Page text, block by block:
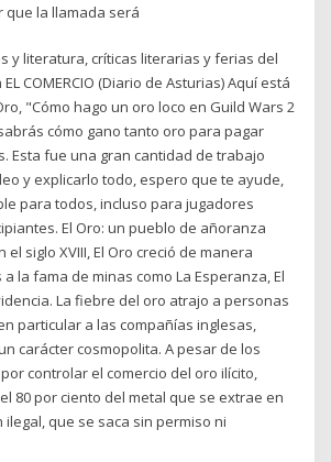
que la llamada será
y literatura, críticas literarias y ferias del
COMERCIO (Diario de Asturias) Aquí está
"Cómo hago un oro loco en Guild Wars 2
cómo gano tanto oro para pagar
Esta fue una gran cantidad de trabajo
y explicarlo todo, espero que te ayude,
para todos, incluso para jugadores
El Oro: un pueblo de añoranza
el siglo XVIII, El Oro creció de manera
la fama de minas como La Esperanza, El
La fiebre del oro atrajo a personas
particular a las compañías inglesas,
carácter cosmopolita. A pesar de los
controlar el comercio del oro ilícito,
80 por ciento del metal que se extrae en
ilegal, que se saca sin permiso ni